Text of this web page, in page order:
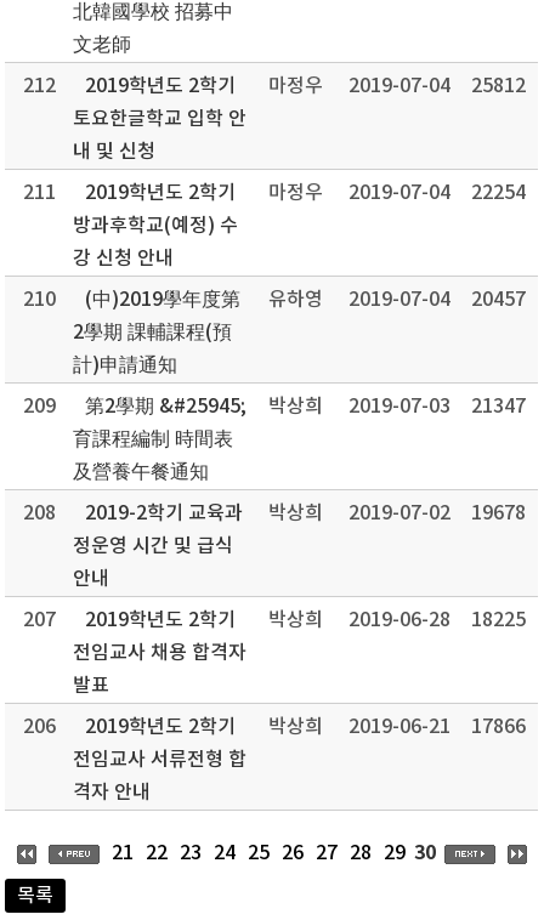
北韓國學校 招募中
文老師
212
2019학년도 2학기
토요한글학교 입학 안
내 및 신청
마정우 2019-07-04 25812
211
2019학년도 2학기
방과후학교(예정) 수
강 신청 안내
마정우 2019-07-04 22254
210
(中)2019學年度第
2學期 課輔課程(預
計)申請通知
유하영 2019-07-04 20457
209
第2學期 &#25945;
育課程編制 時間表
及營養午餐通知
박상희 2019-07-03 21347
208
2019-2학기 교육과
정운영 시간 및 급식
안내
박상희 2019-07-02 19678
207
2019학년도 2학기
전임교사 채용 합격자
발표
박상희 2019-06-28 18225
206
2019학년도 2학기
전임교사 서류전형 합
격자 안내
박상희 2019-06-21 17866
21 22 23 24 25 26 27 28 29 30
목록